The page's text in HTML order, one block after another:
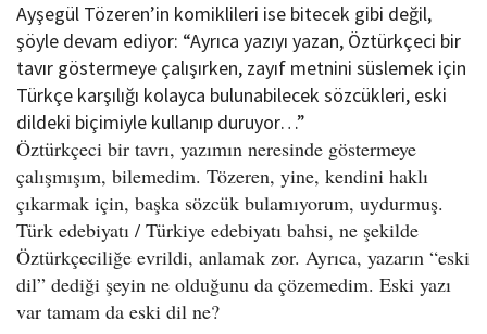
Ayşegül Tözeren’in komiklileri ise bitecek gibi değil,
şöyle devam ediyor: “Ayrıca yazıyı yazan, Öztürkçeci bir
tavır göstermeye çalışırken, zayıf metnini süslemek için
Türkçe karşılığı kolayca bulunabilecek sözcükleri, eski
dildeki biçimiyle kullanıp duruyor…”
Öztürkçeci bir tavrı, yazımın neresinde göstermeye
çalışmışım, bilemedim. Tözeren, yine, kendini haklı
çıkarmak için, başka sözcük bulamıyorum, uydurmuş.
Türk edebiyatı / Türkiye edebiyatı bahsi, ne şekilde
Öztürkçeciliğe evrildi, anlamak zor. Ayrıca, yazarın “eski
dil” dediği şeyin ne olduğunu da çözemedim. Eski yazı
var tamam da eski dil ne?